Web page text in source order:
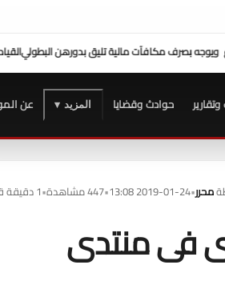
سفارةالقيادة الحقيقية تُصنع في لحظات الخطر
حوادث وقضايا المزيد ▾ عن
محرر•
2019-01-24 13:08
•447 مشاهدة •1 دقيقة قراءة
فى منتدى